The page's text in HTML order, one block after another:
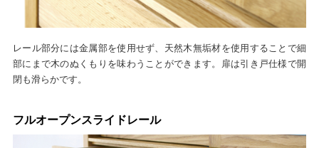
レール部分には金属部を使用せず、天然木無垢材を使用することで細
部にまで木のぬくもりを味わうことができます。扉は引き戸仕様で開
閉も滑らかです。
フルオープンスライドレール